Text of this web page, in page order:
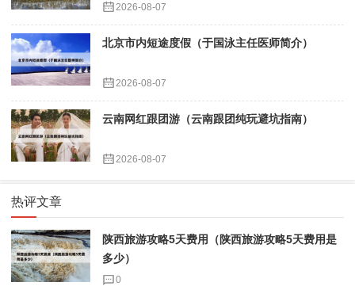
2026-08-07
北京市内短途度假（于国泳主任医师简介）
2026-08-07
云南网红跟团游（云南跟团纯玩避坑指南）
2026-08-07
热评文章
陕西旅游攻略5天费用（陕西旅游攻略5天费用是
多少）
0